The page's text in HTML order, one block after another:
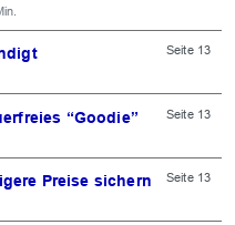
Seite 13
“Goodie” Seite 13
Preise sichern
Seite 13